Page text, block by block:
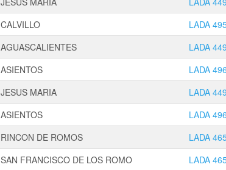
CALVILLO
LADA
AGUASCALIENTES
LADA 449
ASIENTOS
LADA 496
JESUS MARIA
LADA 449
ASIENTOS
LADA 496
RINCON DE ROMOS
LADA
SAN FRANCISCO DE LOS ROMO
LADA